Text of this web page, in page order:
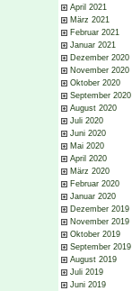
April 2021
März 2021
Februar 2021
Januar 2021
Dezember 2020
November 2020
Oktober 2020
September 2020
August 2020
Juli 2020
Juni 2020
Mai 2020
April 2020
März 2020
Februar 2020
Januar 2020
Dezember 2019
November 2019
Oktober 2019
September 2019
August 2019
Juli 2019
Juni 2019